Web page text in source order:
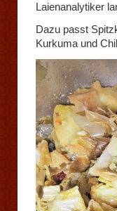
Laienanalytiker
Dazu passt
Kurkuma und